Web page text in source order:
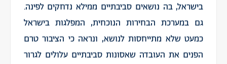
בישראל, בה נושאים סביבתיים ממילא נדחקים לפינה.
גם במערכת הבחירות הנוכחית, המפלגות בישראל
כמעט שלא מתייחסות לנושא, ונראה כי הציבור טרם
הפנים את העובדה שאסונות סביבתיים עלולים לגרור